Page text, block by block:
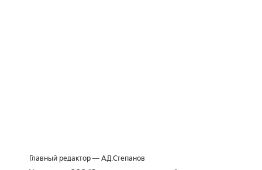
Главный редактор — А.Д.Степанов